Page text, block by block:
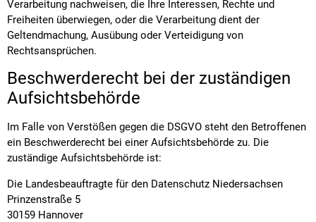
Verarbeitung nachweisen, die Ihre Interessen, Rechte und
Freiheiten überwiegen, oder die Verarbeitung dient der
Geltendmachung, Ausübung oder Verteidigung von
Rechtsansprüchen.
Beschwerderecht bei der zuständigen
Aufsichtsbehörde
Im Falle von Verstößen gegen die DSGVO steht den Betroffenen
ein Beschwerderecht bei einer Aufsichtsbehörde zu. Die
zuständige Aufsichtsbehörde ist:
Die Landesbeauftragte für den Datenschutz Niedersachsen
Prinzenstraße 5
30159 Hannover